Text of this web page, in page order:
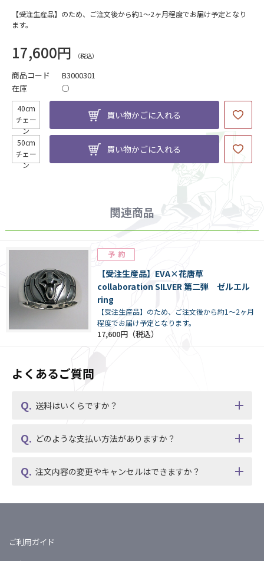
【受注生産品】のため、ご注文後から約1～2ヶ月程度でお届け予定となり
ます。
17,600円
商品コード
B3000301
在庫
○
40cm
チェー
ン
買い物かごに入れる
50cm
チェー
ン
買い物かごに入れる
関連商品
【受注生産品】EVA×花唐草
collaboration SILVER 第二弾 ゼルエル
ring
【受注生産品】のため、ご注文後から約1～2ヶ月
程度でお届け予定となります。
17,600円
よくあるご質問
送料はいくらですか？
どのような支払い方法がありますか？
注文内容の変更やキャンセルはできますか？
ご利用ガイド